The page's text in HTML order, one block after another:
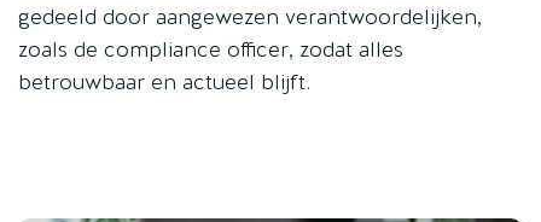
gedeeld door aangewezen verantwoordelijken,
zoals de compliance officer, zodat alles
betrouwbaar en actueel blijft.